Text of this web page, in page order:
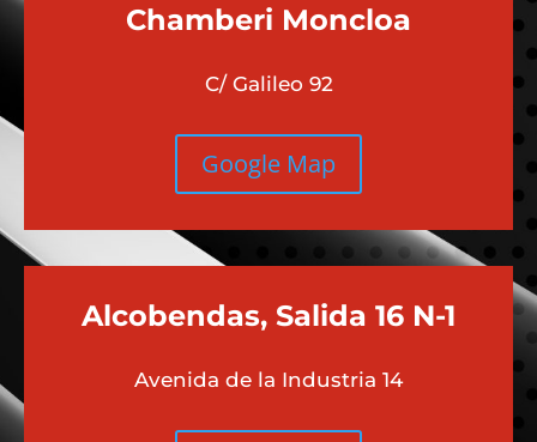
Chamberi Moncloa
C/ Galileo 92
Google Map
Alcobendas, Salida 16 N-1
Avenida de la Industria 14